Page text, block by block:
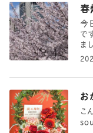
春
今
で
ま
お
こ